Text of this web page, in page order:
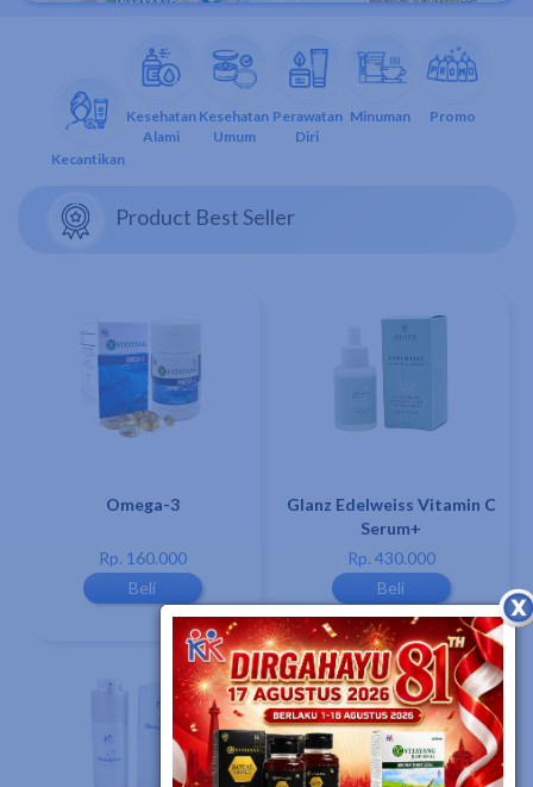
Kecantikan
Kesehatan
Alami
Kesehatan
Umum
Perawatan
Diri
Minuman Promo
Product Best Seller
Omega-3
Rp. 160.000
Beli
Glanz Edelweiss Vitamin C
Serum+
Rp. 430.000
Beli